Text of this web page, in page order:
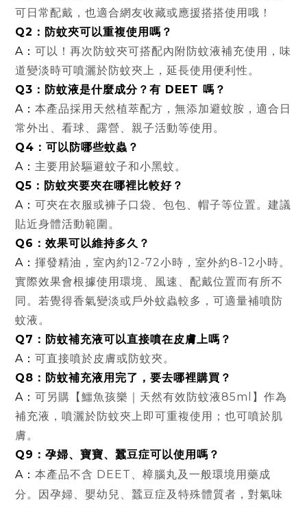
可日常配戴，也適合網友收藏或應援搭搭使用哦！
Q2：防蚊夾可以重複使用嗎？
A： 可以！再次防蚊夾可搭配內附防蚊液補充使用，味
道變淡時可噴灑於防蚊夾上，延長使用便利性。
Q3：防蚊液是什麼成分？有 DEET 嗎？
A： 本產品採用天然植萃配方，無添加避蚊胺，適合日
常外出、看球、露營、親子活動等使用。
Q4：可以防哪些蚊蟲？
A： 主要用於驅避蚊子和小黑蚊。
Q5：防蚊夾要夾在哪裡比較好？
A： 可夾在衣服或褲子口袋、包包、帽子等位置。建議
貼近身體活動範圍。
Q6：效果可以維持多久？
A： 揮發精油，室內約12-72小時，室外約8-12小時。
實際效果會根據使用環境、風速、配戴位置而有所不
同。 若覺得香氣變淡或戶外蚊蟲較多，可適量補噴防
蚊液。
Q7：防蚊補充液可以直接噴在皮膚上嗎？
A： 可直接噴於皮膚或防蚊夾。
Q8：防蚊補充液用完了，要去哪裡購買？
A： 可另購 【鱷魚孩樂｜天然有效防蚊液85ml】 作為
補充液，噴灑於防蚊夾上即可重複使用；也可噴於肌
膚。
Q9：孕婦、寶寶、蠶豆症可以使用嗎？
A： 本產品不含 DEET、樟腦丸及一般環境用藥成
分。因孕婦、嬰幼兒、蠶豆症及特殊體質者，對氣味